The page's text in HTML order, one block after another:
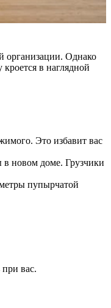
организации. Однако
в наглядной
Это избавит вас
новом доме. Грузчики
пупырчатой
вас.